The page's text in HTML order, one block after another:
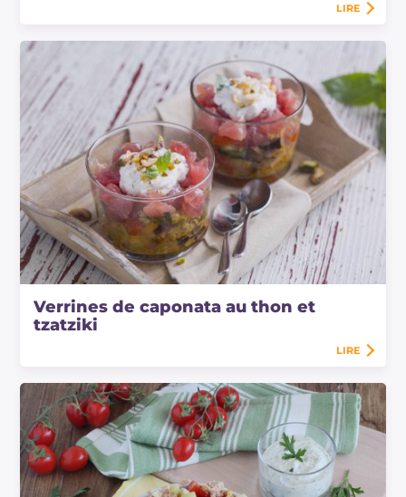
LIRE
Verrines de caponata au thon et
tzatziki
LIRE